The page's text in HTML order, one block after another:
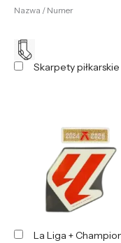
Nazwa / Numer
Skarpety piłkarskie
La Liga +